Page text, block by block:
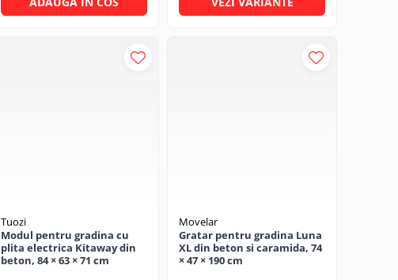
Tuozi
Modul pentru gradina cu
plita electrica Kitaway din
beton, 84 × 63 × 71 cm
Movelar
Gratar pentru gradina Luna
XL din beton si caramida, 74
× 47 × 190 cm